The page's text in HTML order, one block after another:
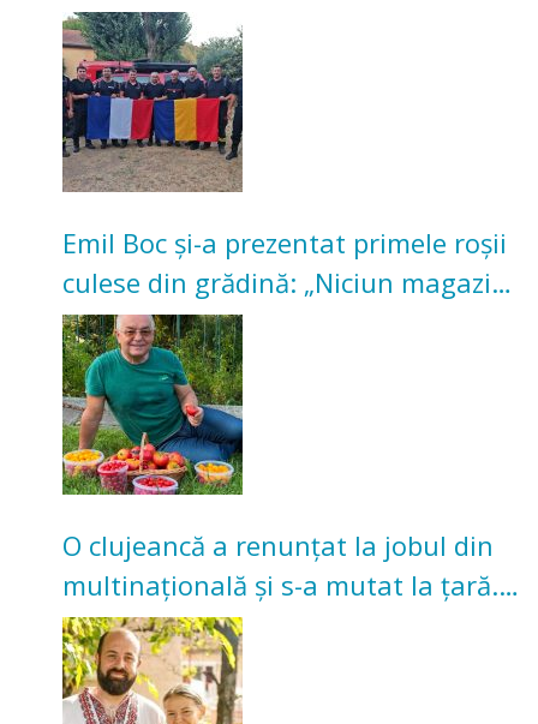
incendii de vegetație și pădure
Emil Boc și-a prezentat primele roșii
culese din grădină: „Niciun magazin
nu poate oferi această satisfacție”
O clujeancă a renunțat la jobul din
multinațională și s-a mutat la țară.
Acum cultivă legume în grădina
bunicilor